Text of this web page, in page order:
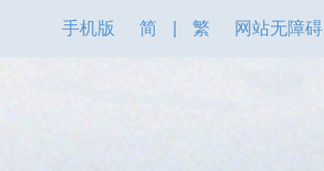
手机版 简 繁 网站无障碍